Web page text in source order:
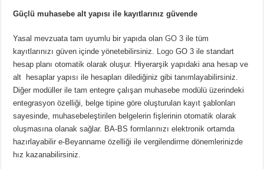
Güçlü muhasebe alt yapısı ile kayıtlarınız güvende
Yasal mevzuata tam uyumlu bir yapıda olanGO 3 ile tüm
kayıtlarınızı güven içinde yönetebilirsiniz. Logo GO 3 ile standart
hesap planı otomatik olarak oluşur. Hiyerarşik yapıdaki ana hesap ve
alt hesaplar yapısı ile hesapları dilediğiniz gibi tanımlayabilirsiniz.
Diğer modüller ile tam entegre çalışan muhasebe modülü üzerindeki
entegrasyon özelliği, belge tipine göre oluşturulan kayıt şablonları
sayesinde, muhasebeleştirilen belgelerin fişlerinin otomatik olarak
oluşmasına olanak sağlar. BA-BS formlarınızı elektronik ortamda
hazırlayabilir e-Beyanname özelliği ile vergilendirme dönemlerinizde
hız kazanabilirsiniz.